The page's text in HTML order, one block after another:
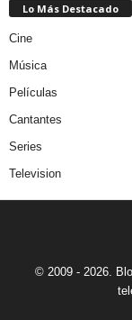
Lo Más Destacado
Cine
Música
Películas
Cantantes
Series
Television
© 2009 - 2026.